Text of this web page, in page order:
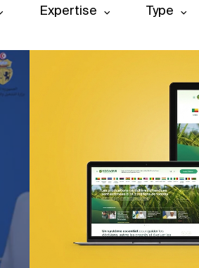
Expertise Type
Web, Intranet et Extranet